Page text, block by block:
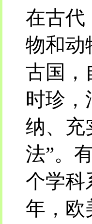
在古代
物和动
古国，
时珍，
纳、充
法”。
个学科
年，欧